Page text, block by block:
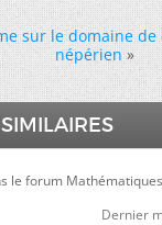
sur le domaine
népérien »
le forum
Dernier